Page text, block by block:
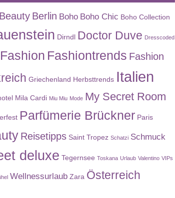
Beauty Berlin Boho Boho Chic Boho Collection
Dirndl Doctor Duve Dresscoded
Fashion Fashiontrends Fashion
Griechenland Herbsttrends Italien
Mila Cardi Miu Miu Mode My Secret Room
Parfümerie Brückner Paris
Reisetipps Saint Tropez Schatzi Schmuck
deluxe Tegernsee Toskana Urlaub Valentino VIPs
Wellnessurlaub Zara Österreich